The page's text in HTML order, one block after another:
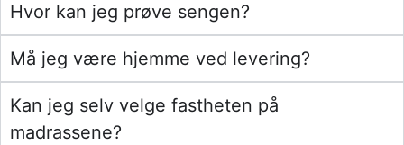
Hvor kan jeg prøve sengen?
Må jeg være hjemme ved levering?
Kan jeg selv velge fastheten på
madrassene?